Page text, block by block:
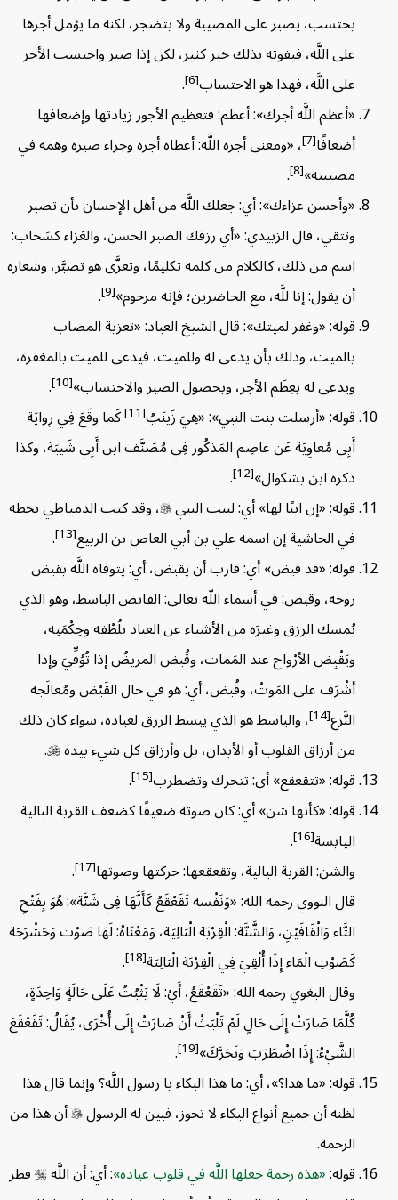
يحتسب، يصبر على المصيبة ولا يتضجر، لكنه ما يؤمل أجرها
على اللَّه، فيفوته بذلك خير كثير، لكن إذا صبر واحتسب الأجر
على اللَّه، فهذا هو الاحتساب[6]
.
«أعظم اللَّه أجرك»: أعظم: فتعظيم الأجور زيادتها وإضعافها
أضعافًا[7] ، «ومعنى أجره اللَّه: أعطاه أجره وجزاء صبره وهمه في
مصيبته»[8]
.
«وأحسن عزاءك»: أي: جعلك اللَّه من أهل الإحسان بأن تصبر
وتتقي، قال الزبيدي: «أي رزقك الصبر الحسن، والعَزاء كسَحاب:
اسم من ذلك، كالكلام من كلمه تكليمًا، وتعزَّى هو تصبَّر، وشعاره
أن يقول: إنا للَّه، مع الحاضرين؛ فإنه مرحوم»[9]
.
قوله: «وغفر لميتك»: قال الشيخ العباد: «تعزية المصاب
بالميت، وذلك بأن يدعى له وللميت، فيدعى للميت بالمغفرة،
ويدعى له بعِظَم الأجر، وبحصول الصبر والاحتساب»[10]
.
قوله: «أرسلت بنت النبي»: «هِيَ زَينَبُ[11]
كَما وقَعَ فِي رِوايَة
أَبِي مُعاوِيَة عَن عاصِم المَذكُور فِي مُصَنَّف ابن أَبِي شَيبَة، وكذا
ذكره ابن بشكوال»[12]
.
قوله: «إن ابنًا لها» أي: لبنت النبي، وقد كتب الدمياطي بخطه
في الحاشية إن اسمه علي بن أبي العاص بن الربيع[13]
.
قوله: «قد قبض» أي: قارب أن يقبض، أي: يتوفاه اللَّه بقبض
روحه، وقبض: في أسماء اللّه تعالى: القابض الباسط، وهو الذي
يُمسك الرزق وغيرَه من الأشياء عن العباد بلُطْفه وحِكْمَتِه،
ويَقْبِض الأرْواح عند المَمات، وقُبض المريضُ إذا تُوُفِّيَ وإذا
أشْرَف على المَوتْ، وقُبض، أي: هو في حال القَبْض ومُعالَجة
[14]
، والباسط هو الذي يبسط الرزق لعباده، سواء كان ذلك
من أرزاق القلوب أو الأبدان، بل وأرزاق كل شيء بيده
.
قوله: «تتقعقع» أي: تتحرك وتضطرب[15]
.
قوله: «كأنها شن» أي: كان صوته ضعيفًا كضعف القربة البالية
اليابسة[16]
.
والشن: القربة البالية، وتقعقعها: حركتها وصوتها[17]
.
قال النووي رحمه الله: «وَنَفْسه تَقَعْقَعُ كَأَنَّهَا فِي شَنَّة»: هُوَ بِفَتْحِ
التَّاء وَالْقَافَيْنِ، وَالشَّنَّة: الْقِرْبَة الْبَالِيَة، وَمَعْنَاهُ: لَهَا صَوْت وَحَشْرَجَة
كَصَوْتِ الْمَاء إِذَا أُلْقِيَ فِي الْقِرْبَة الْبَالِيَة[18]
.
وقال البغوي رحمه الله: «تَقَعْقَعُ، أَيْ: لَا يَثْبُتُ عَلَى حَالَةٍ وَاحِدَةٍ،
كُلَّمَا صَارَتْ إِلَى حَالٍ لَمْ تَلْبَثْ أَنْ صَارَتْ إِلَى أُخْرَى، يُقَالُ: تَقَعْقَعَ
الشَّيْءُ: إِذَا اضْطَرَبَ وَتَحَرَّكَ»[19]
.
قوله: «ما هذا؟»، أي: ما هذا البكاء يا رسول اللَّه؟ وإنما قال هذا
لظنه أن جميع أنواع البكاء لا تجوز، فبين له الرسولأن هذا من
الرحمة.
قوله: هذه رحمة جعلها اللَّه في قلوب عباده : أي: أن اللَّهفطر